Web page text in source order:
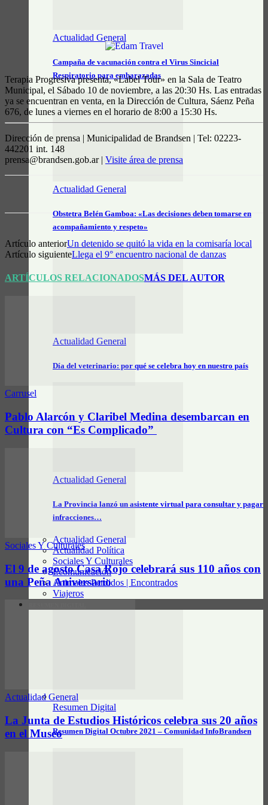
Actualidad General
Campaña de vacunación contra el Virus Sincicial
Respiratorio para embarazadas
Actualidad General
Obstetra Belén Gamboa: «Las decisiones deben tomarse en
acompañamiento y respeto»
Actualidad General
Día del veterinario: por qué se celebra hoy en nuestro país
Actualidad General
La Provincia lanzó un asistente virtual para consultar y pagar
infracciones…
Actualidad General
Actualidad Política
Sociales Y Culturales
Ecomunicación
Animales Perdidos | Encontrados
Viajeros
Resumen Digital
Resumen Digital Octubre 2021 – Comunidad InfoBrandsen
Terapia Progresiva presenta, «Label Tour» en la Sala de Teatro
Municipal, el Sábado 10 de noviembre, a las 20:30 Hs. Las entradas
ya se encuentran en venta, en la Dirección de Cultura, Sáenz Peña
676, de lunes a viernes en el horario de 8:00 a 15:30 Hs.
Dirección de prensa | Municipalidad de Brandsen | Tel: 02223-
442201 int. 148
prensa@brandsen.gob.ar | Visite área de prensa
Artículo anteriorUn detenido se quitó la vida en la comisaría local
Artículo siguienteLlega el 9° encuentro nacional de danzas
ARTÍCULOS RELACIONADOSMÁS DEL AUTOR
Carrusel
Pablo Alarcón y Claribel Medina desembarcan en
Cultura con “Es Complicado”
Sociales Y Culturales
El 9 de agosto Casa Rojo celebrará sus 110 años con
una Peña Aniversario
Actualidad General
La Junta de Estudios Históricos celebra sus 20 años
en el Museo